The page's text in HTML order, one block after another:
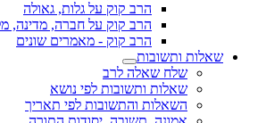
הרב קוק על גלות, גאולה
הרב קוק על חברה, מדינה,
הרב קוק - מאמרים שונים
שאלות ותשובות
שלח שאלה לרב
שאלות ותשובות לפי נושא
השאלות והתשובות לפי תאריך